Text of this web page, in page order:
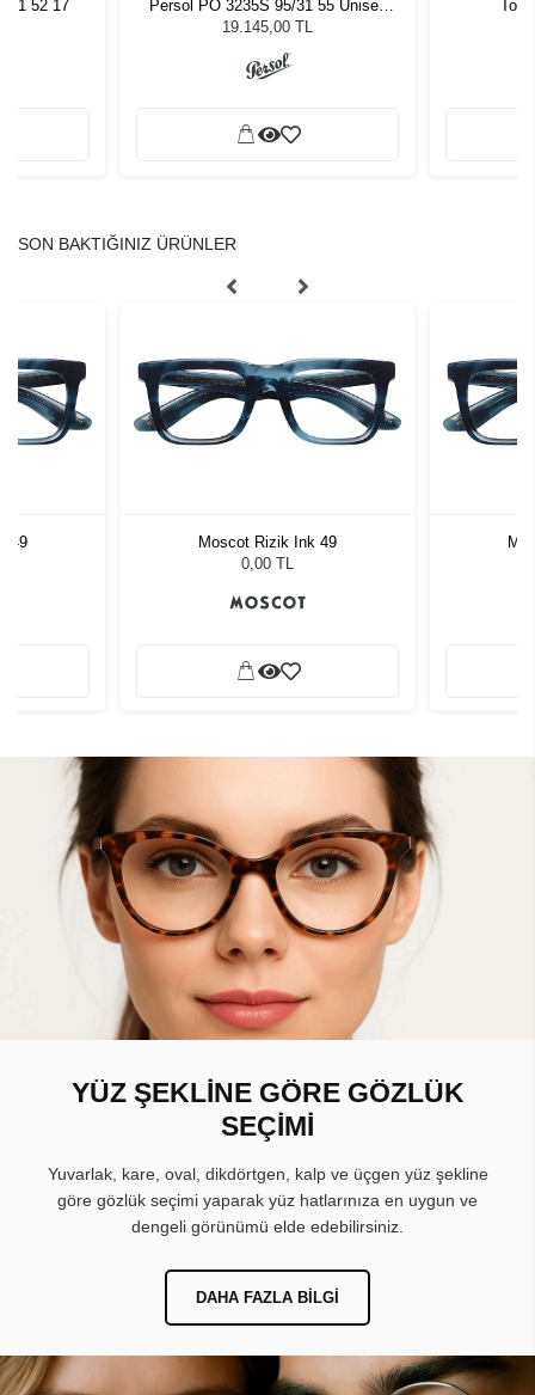
52 17
Persol PO 3235S 95/31 55 Unisex
Güneş Gözlüğü
19.145,00 TL
SON BAKTIĞINIZ ÜRÜNLER
49
Moscot Rizik Ink 49
0,00 TL
YÜZ ŞEKLİNE GÖRE GÖZLÜK
SEÇİMİ
Yuvarlak, kare, oval, dikdörtgen, kalp ve üçgen yüz şekline
göre gözlük seçimi yaparak yüz hatlarınıza en uygun ve
dengeli görünümü elde edebilirsiniz.
DAHA FAZLA BILGI